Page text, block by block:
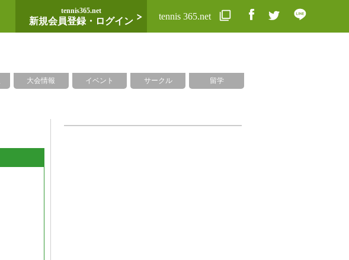
tennis365.net
新規会員登録・ログイン tennis 365.net
大会情報 イベント サークル 留学